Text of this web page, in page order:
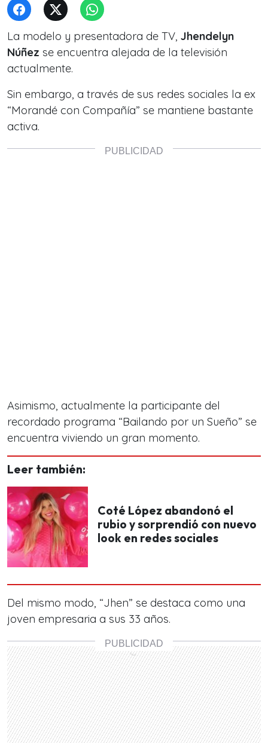
La modelo y presentadora de TV, Jhendelyn
Núñez se encuentra alejada de la televisión
actualmente.
Sin embargo, a través de sus redes sociales la ex
“Morandé con Compañía” se mantiene bastante
activa.
Asimismo, actualmente la participante del
recordado programa “Bailando por un Sueño” se
encuentra viviendo un gran momento.
Leer también:
Coté López abandonó el
rubio y sorprendió con nuevo
look en redes sociales
Del mismo modo, “Jhen” se destaca como una
joven empresaria a sus 33 años.